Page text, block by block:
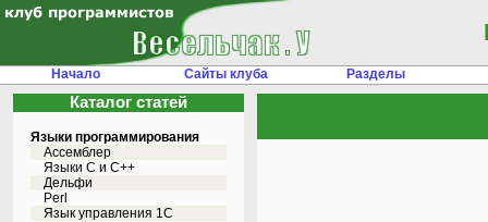
Начало Сайты клуба Разделы
Каталог статей
Языки программирования
Ассемблер
Языки С и C++
Дельфи
Perl
Язык управления 1С